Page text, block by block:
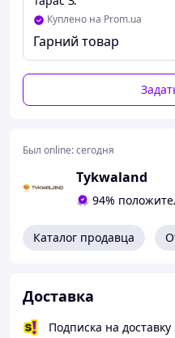
Куплено на Prom.ua
Гарний товар
Был online:сегодня
Tykwaland
94%
Каталог продавца
Доставка
Подписка на